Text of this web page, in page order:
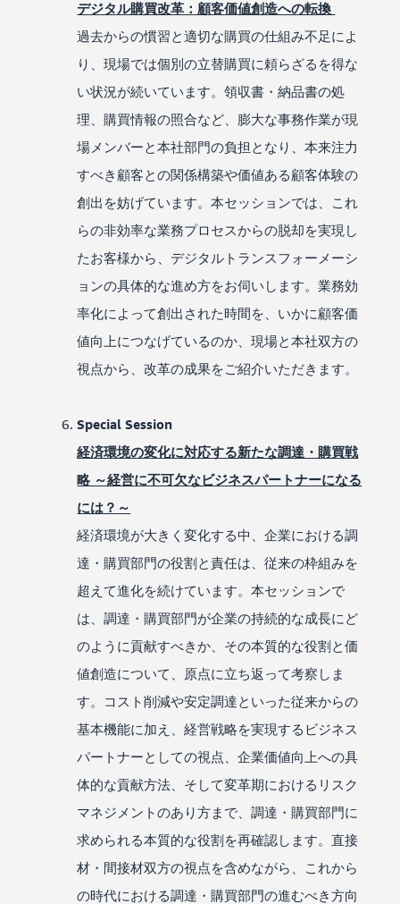
デジタル購買改革：顧客価値創造への転換
過去からの慣習と適切な購買の仕組み不足によ
り、現場では個別の立替購買に頼らざるを得な
い状況が続いています。領収書・納品書の処
理、購買情報の照合など、膨大な事務作業が現
場メンバーと本社部門の負担となり、本来注力
すべき顧客との関係構築や価値ある顧客体験の
創出を妨げています。本セッションでは、これ
らの非効率な業務プロセスからの脱却を実現し
たお客様から、デジタルトランスフォーメーシ
ョンの具体的な進め方をお伺いします。業務効
率化によって創出された時間を、いかに顧客価
値向上につなげているのか、現場と本社双方の
視点から、改革の成果をご紹介いただきます。
Special Session
経済環境の変化に対応する新たな調達・購買戦
略 ～経営に不可欠なビジネスパートナーになる
には？～
経済環境が大きく変化する中、企業における調
達・購買部門の役割と責任は、従来の枠組みを
超えて進化を続けています。本セッションで
は、調達・購買部門が企業の持続的な成長にど
のように貢献すべきか、その本質的な役割と価
値創造について、原点に立ち返って考察しま
す。コスト削減や安定調達といった従来からの
基本機能に加え、経営戦略を実現するビジネス
パートナーとしての視点、企業価値向上への具
体的な貢献方法、そして変革期におけるリスク
マネジメントのあり方まで、調達・購買部門に
求められる本質的な役割を再確認します。直接
材・間接材双方の視点を含めながら、これから
の時代における調達・購買部門の進むべき方向